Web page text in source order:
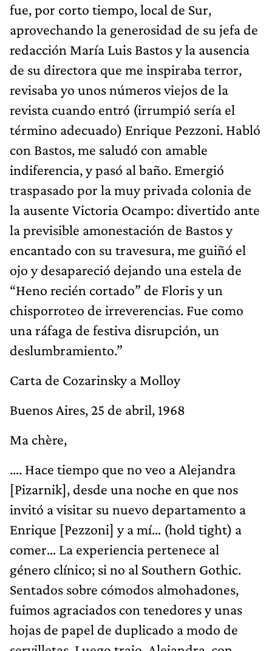
fue, por corto tiempo, local de Sur,
aprovechando la generosidad de su jefa de
redacción María Luis Bastos y la ausencia
de su directora que me inspiraba terror,
revisaba yo unos números viejos de la
revista cuando entró (irrumpió sería el
término adecuado) Enrique Pezzoni. Habló
con Bastos, me saludó con amable
indiferencia, y pasó al baño. Emergió
traspasado por la muy privada colonia de
la ausente Victoria Ocampo: divertido ante
la previsible amonestación de Bastos y
encantado con su travesura, me guiñó el
ojo y desapareció dejando una estela de
“Heno recién cortado” de Floris y un
chisporroteo de irreverencias. Fue como
una ráfaga de festiva disrupción, un
deslumbramiento.”
Carta de Cozarinsky a Molloy
Buenos Aires, 25 de abril, 1968
Ma chère,
…. Hace tiempo que no veo a Alejandra
[Pizarnik], desde una noche en que nos
invitó a visitar su nuevo departamento a
Enrique [Pezzoni] y a mí… (hold tight) a
comer… La experiencia pertenece al
género clínico; si no al Southern Gothic.
Sentados sobre cómodos almohadones,
fuimos agraciados con tenedores y unas
hojas de papel de duplicado a modo de